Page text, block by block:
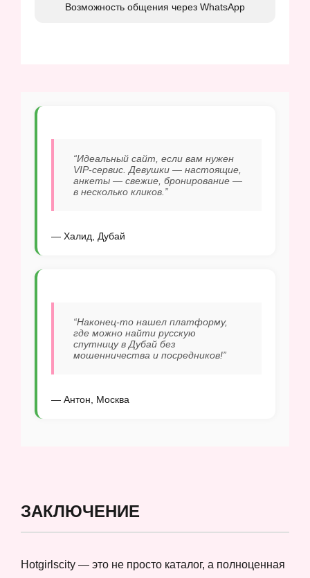
Возможность общения через WhatsApp
“Идеальный сайт, если вам нужен
VIP-сервис. Девушки — настоящие,
анкеты — свежие, бронирование —
в несколько кликов.”
— Халид, Дубай
“Наконец-то нашел платформу,
где можно найти русскую
спутницу в Дубай без
мошенничества и посредников!”
— Антон, Москва
ЗАКЛЮЧЕНИЕ
Hotgirlscity — это не просто каталог, а полноценная